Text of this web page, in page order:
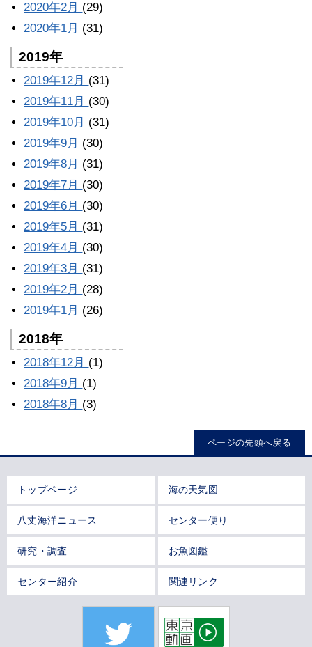
2020年2月 (29)
2020年1月 (31)
2019年
2019年12月 (31)
2019年11月 (30)
2019年10月 (31)
2019年9月 (30)
2019年8月 (31)
2019年7月 (30)
2019年6月 (30)
2019年5月 (31)
2019年4月 (30)
2019年3月 (31)
2019年2月 (28)
2019年1月 (26)
2018年
2018年12月 (1)
2018年9月 (1)
2018年8月 (3)
ページの先頭へ戻る
トップページ 海の天気図
八丈海洋ニュース センター便り
研究・調査 お魚図鑑
センター紹介 関連リンク